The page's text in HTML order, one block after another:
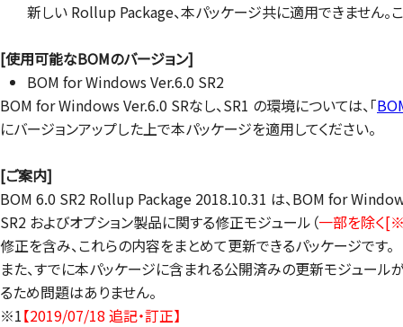
新しい Rollup Package、本パッケージ共に適用できません
[使用可能なBOMのバージョン]
BOM for Windows Ver.6.0 SR2
BOM for Windows Ver.6.0 SRなし、SR1 の環境については、「
にバージョンアップした上で本パッケージを適用してください。
[ご案内]
BOM 6.0 SR2 Rollup Package 2018.10.31 は、BOM for
SR2 およびオプション製品に関する修正モジュール（一部を除く
修正を含み、これらの内容をまとめて更新できるパッケージです。
また、すでに本パッケージに含まれる公開済みの更新モジュー
るため問題はありません。
※1【2019/07/18 追記・訂正】